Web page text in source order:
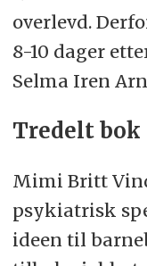
overlevd.
8-10 dager
Selma Iren
Tredelt bok
Mimi Britt
psykiatrisk
ideen til